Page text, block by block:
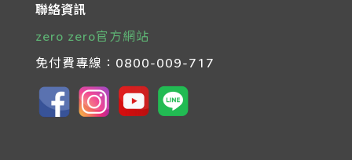
聯絡資訊
zero zero官方網站
免付費專線： 0800-009-717